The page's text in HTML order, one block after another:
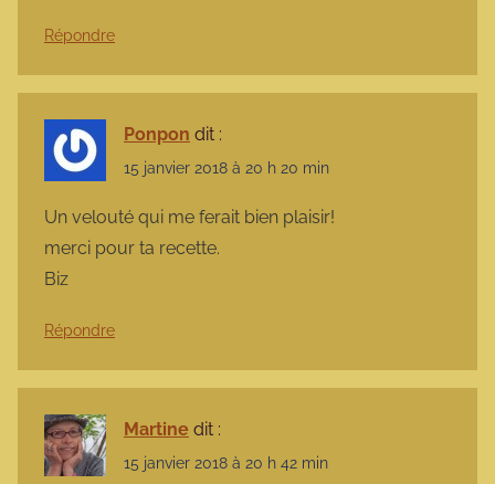
Répondre
Ponpon dit :
15 janvier 2018 à 20 h 20 min
Un velouté qui me ferait bien plaisir!
merci pour ta recette.
Biz
Répondre
Martine dit :
15 janvier 2018 à 20 h 42 min